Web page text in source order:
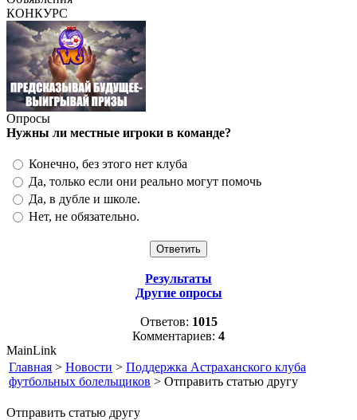
КОНКУРС
Опросы
Нужны ли местные игроки в команде?
Конечно, без этого нет клуба
Да, только если они реально могут помочь
Да, в дубле и школе.
Нет, не обязательно.
Результаты
Другие опросы
Ответов: 1015
Комментариев: 4
MainLink
Главная > Новости > Поддержка Астраханского клуба
футбольных болельщиков > Отправить статью другу
Отправить статью другу